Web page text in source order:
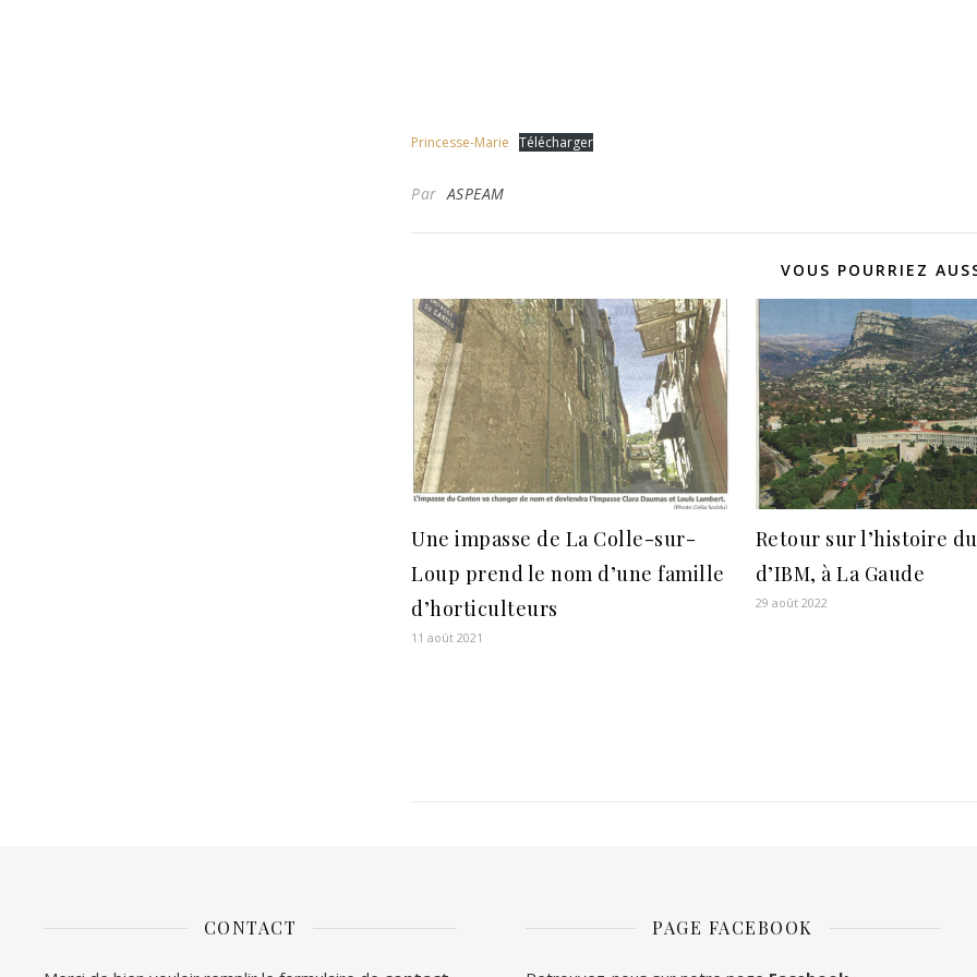
Princesse-Marie Télécharger
ParASPEAM
VOUS POURRIEZ
Une impasse de La Colle-sur-
Loup prend le nom d’une famille
d’horticulteurs
11 août 2021
Retour sur l’histoire
d’IBM, à La Gaude
29 août 2022
CONTACT PAGE FACEBOOK